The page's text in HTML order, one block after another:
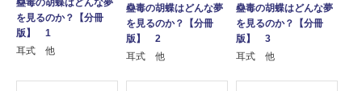
蠱毒の胡蝶はどんな夢
を見るのか？【分冊
版】 1
耳式 他
蠱毒の胡蝶はどんな夢
を見るのか？【分冊
版】 2
耳式 他
蠱毒の胡蝶はどんな夢
を見るのか？【分冊
版】 3
耳式 他